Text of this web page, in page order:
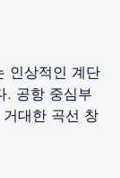
인상적인 계단
. 공항 중심부
대한 곡선 창